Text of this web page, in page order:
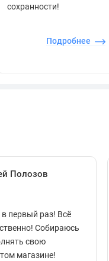
сохранности!
Подробнее
Полозов
первый раз! Всё
Собираюсь
свою
магазине!